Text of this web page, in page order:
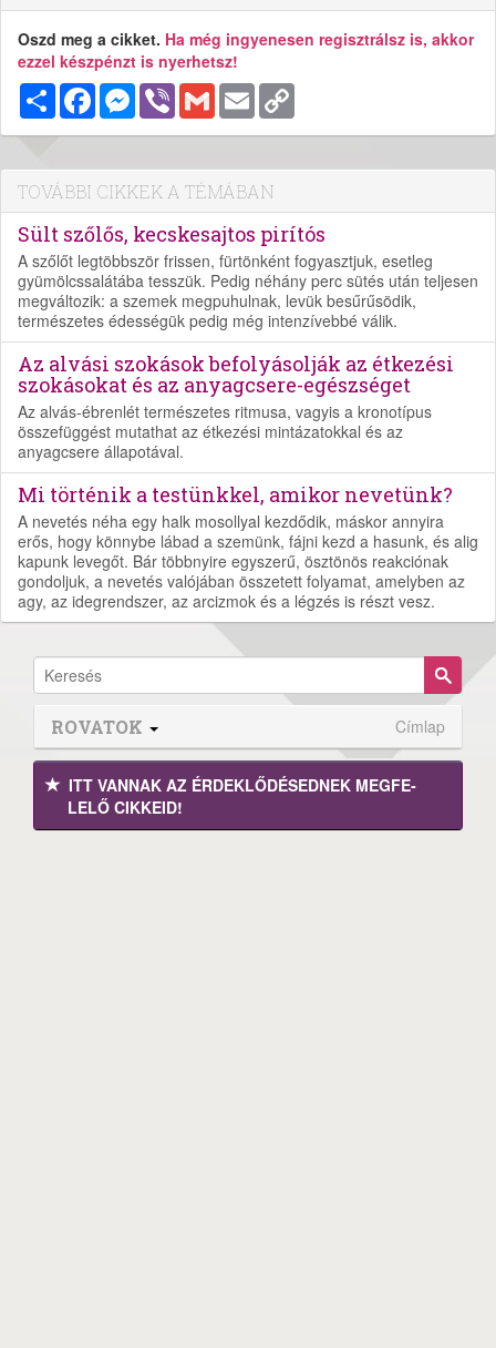
Oszd meg a cikket. Ha még ingyenesen regisztrálsz is, akkor
ezzel készpénzt is nyerhetsz!
MegosztásFacebookMessenger
Viber Gmail Email
TOVÁBBI CIKKEK A TÉMÁBAN
Sült szőlős, kecskesajtos pirítós
A szőlőt legtöbbször frissen, fürtönként fogyasztjuk, esetleg
gyümölcssalátába tesszük. Pedig néhány perc sütés után teljesen
megváltozik: a szemek megpuhulnak, levük besűrűsödik,
természetes édességük pedig még intenzívebbé válik.
Az alvási szokások befolyásolják az étkezési
szokásokat és az anyagcsere-egészséget
Az alvás-ébrenlét természetes ritmusa, vagyis a kronotípus
összefüggést mutathat az étkezési mintázatokkal és az
anyagcsere állapotával.
Mi történik a testünkkel, amikor nevetünk?
A nevetés néha egy halk mosollyal kezdődik, máskor annyira
erős, hogy könnybe lábad a szemünk, fájni kezd a hasunk, és alig
kapunk levegőt. Bár többnyire egyszerű, ösztönös reakciónak
gondoljuk, a nevetés valójában összetett folyamat, amelyben az
agy, az idegrendszer, az arcizmok és a légzés is részt vesz.
ROVATOK Címlap
ITT VANNAK AZ ÉRDEK­LŐDÉ­SEDNEK MEGFE­
LELŐ CIKKEID!